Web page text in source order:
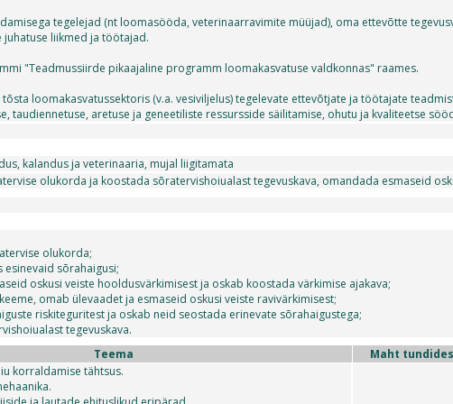
tegelejad (nt loomasööda, veterinaarravimite müüjad), oma ettevõtte
liikmed ja töötajad.
"Teadmussiirde pikaajaline programm loomakasvatuse valdkonnas" raames.
loomakasvatussektoris (v.a. vesiviljelus) tegelevate ettevõtjate ja töötajate
taudiennetuse, aretuse ja geneetiliste ressursside säilitamise, ohutu ja kvaliteetse
kalandus ja veterinaaria, mujal liigitamata
olukorda ja koostada sõratervishoiualast tegevuskava, omandada esmaseid
olukorda;
esinevaid sõrahaigusi;
oskusi veiste hooldusvärkimisest ja oskab koostada värkimise ajakava;
omab ülevaadet ja esmaseid oskusi veiste ravivärkimisest;
riskiteguritest ja oskab neid seostada erinevate sõrahaigustega;
tegevuskava.
Teema Maht tundides
korraldamise tähtsus.